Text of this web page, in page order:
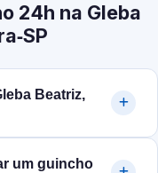
24h na Gleba
Beatriz,
um guincho